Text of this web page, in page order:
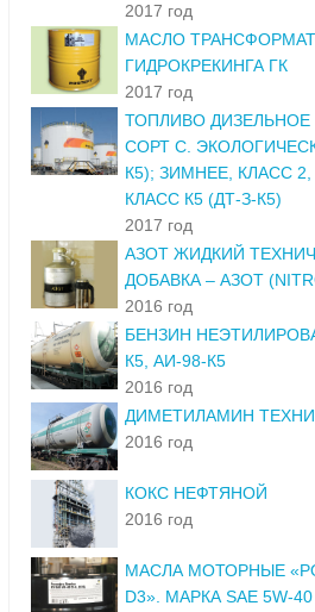
2017 год
МАСЛО
ГИДРОКРЕКИНГА ГК
2017 год
ТОПЛИВО ДИЗЕЛЬНОЕ
СОРТ С.
К5); ЗИМНЕЕ, КЛАСС
КЛАСС К5 (ДТ-З-К5)
2017 год
АЗОТ ЖИДКИЙ
ДОБАВКА – АЗОТ
2016 год
БЕНЗИН
К5, АИ-98-К5
2016 год
ДИМЕТИЛАМИН
2016 год
КОКС НЕФТЯНОЙ
2016 год
МАСЛА МОТОРНЫЕ
D3». МАРКА SAE 5W-